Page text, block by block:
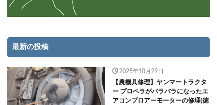
最新の投稿
2025年10月29日
【農機具修理】ヤンマートラクタ
ー プロペラがバラバラになったエ
アコンブロアーモーターの修理(徳